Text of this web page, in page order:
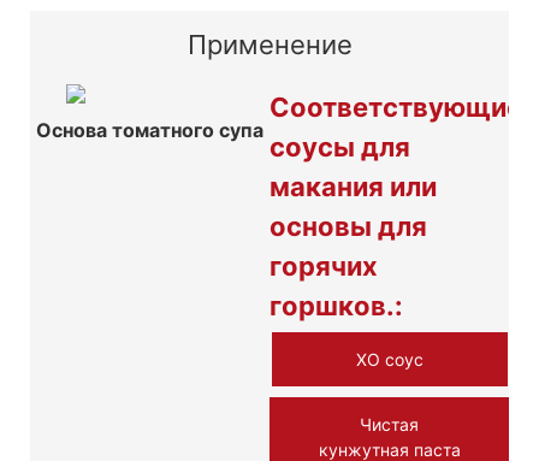
Применение
Основа томатного супа
Соответствующие
соусы для
макания или
основы для
горячих
горшков.:
XO соус
Чистая
кунжутная паста